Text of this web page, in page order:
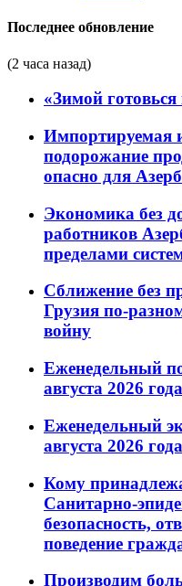
Последнее обновление
(2 часа назад)
«Зимой
Импортируемая
подорожание
опасно для
Экономика без
работников
пределами
Сближение без
Грузия по-
войну
Еженедельный
августа 2026 года
Еженедельный
августа 2026 года
Кому
Санитарно-
безопасность,
поведение
Производим